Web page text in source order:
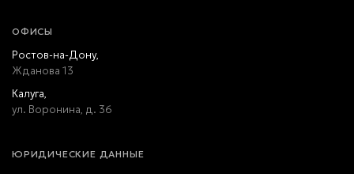
ОФИСЫ
Ростов-на-Дону,
Жданова 13
Калуга,
ул. Воронина, д. 36
ЮРИДИЧЕСКИЕ ДАННЫЕ